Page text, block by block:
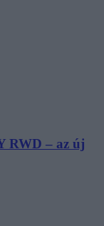
RWD – az új